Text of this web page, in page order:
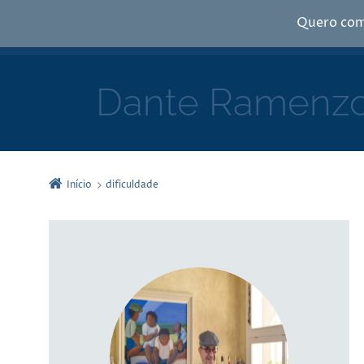
Quero
Dante
Início dificuldade